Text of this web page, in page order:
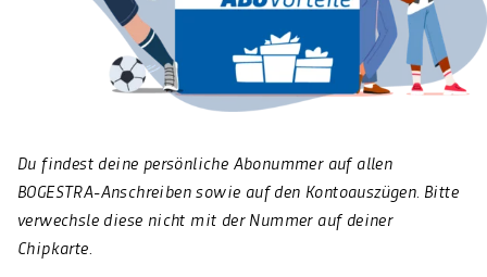
Du findest deine persönliche Abonummer auf allen
BOGESTRA-Anschreiben sowie auf den Kontoauszügen. Bitte
verwechsle diese nicht mit der Nummer auf deiner
Chipkarte.